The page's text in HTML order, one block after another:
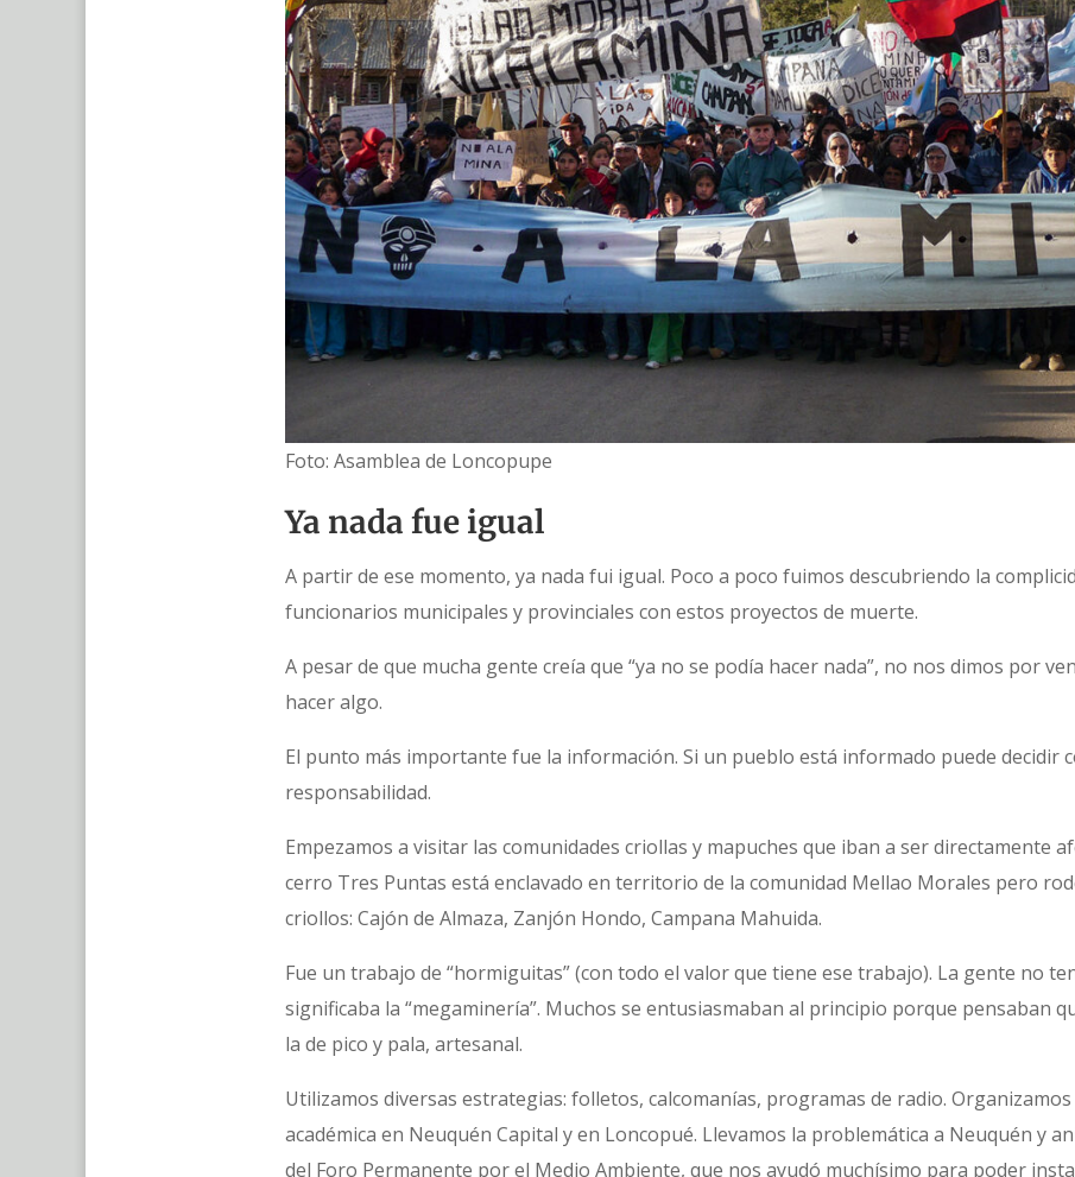
Foto: Asamblea de Loncopupe
Ya nada fue igual
A partir de ese momento, ya nada fui igual. Poco a poco fuimos descubriendo la
funcionarios municipales y provinciales con estos proyectos de muerte.
A pesar de que mucha gente creía que “ya no se podía hacer nada”, no nos dimos por
hacer algo.
El punto más importante fue la información. Si un pueblo está informado puede decidir
responsabilidad.
Empezamos a visitar las comunidades criollas y mapuches que iban a ser directamente
cerro Tres Puntas está enclavado en territorio de la comunidad Mellao Morales pero
criollos: Cajón de Almaza, Zanjón Hondo, Campana Mahuida.
Fue un trabajo de “hormiguitas” (con todo el valor que tiene ese trabajo). La gente no
significaba la “megaminería”. Muchos se entusiasmaban al principio porque pensaban
la de pico y pala, artesanal.
Utilizamos diversas estrategias: folletos, calcomanías, programas de radio.
académica en Neuquén Capital y en Loncopué. Llevamos la problemática a Neuquén y
del Foro Permanente por el Medio Ambiente, que nos ayudó muchísimo para poder